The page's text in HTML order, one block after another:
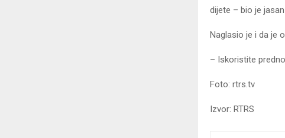
dijete – bio je
Naglasio je i da je
– Iskoristite
Foto: rtrs.tv
Izvor: RTRS